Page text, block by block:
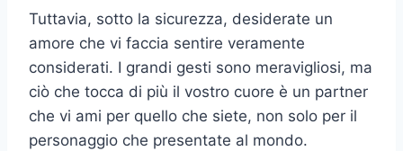
Tuttavia, sotto la sicurezza, desiderate un
amore che vi faccia sentire veramente
considerati. I grandi gesti sono meravigliosi, ma
ciò che tocca di più il vostro cuore è un partner
che vi ami per quello che siete, non solo per il
personaggio che presentate al mondo.